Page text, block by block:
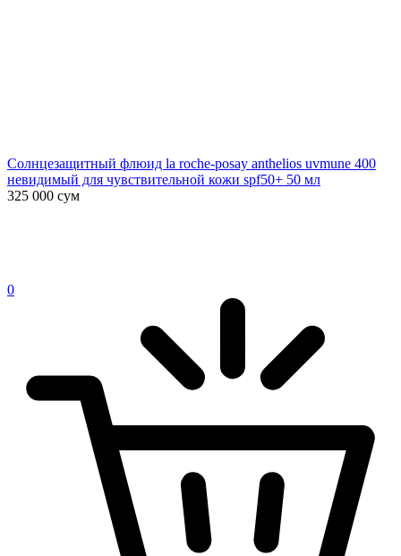
Солнцезащитный флюид la roche-posay anthelios uvmune 400
невидимый для чувствительной кожи spf50+ 50 мл
325 000 сум
0